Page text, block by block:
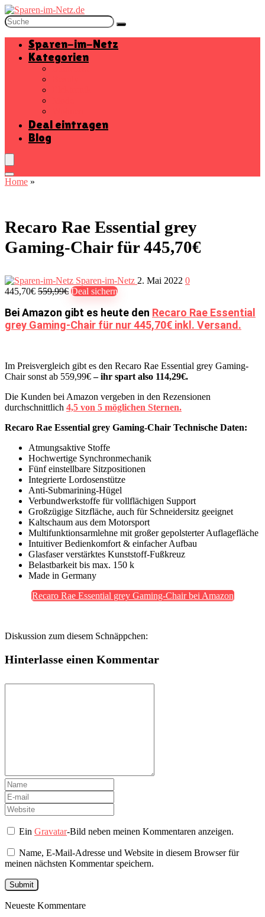
Sparen-im-Netz
Kategorien
Deal eintragen
Blog
Home »
Recaro Rae Essential grey
Gaming-Chair für 445,70€
Sparen-im-Netz 2. Mai 2022 0
445,70€ 559,99€ Deal sichern
Bei Amazon gibt es heute den Recaro Rae Essential
grey Gaming-Chair für nur 445,70€ inkl. Versand.
Im Preisvergleich gibt es den Recaro Rae Essential grey Gaming-
Chair sonst ab 559,99€– ihr spart also 114,29€.
Die Kunden bei Amazon vergeben in den Rezensionen
durchschnittlich 4,5 von 5 möglichen Sternen.
Recaro Rae Essential grey Gaming-Chair Technische Daten:
Atmungsaktive Stoffe
Hochwertige Synchronmechanik
Fünf einstellbare Sitzpositionen
Integrierte Lordosenstütze
Anti-Submarining-Hügel
Verbundwerkstoffe für vollflächigen Support
Großzügige Sitzfläche, auch für Schneidersitz geeignet
Kaltschaum aus dem Motorsport
Multifunktionsarmlehne mit großer gepolsterter Auflagefläche
Intuitiver Bedienkomfort & einfacher Aufbau
Glasfaser verstärktes Kunststoff-Fußkreuz
Belastbarkeit bis max. 150 k
Made in Germany
Recaro Rae Essential grey Gaming-Chair bei Amazon
Diskussion zum diesem Schnäppchen:
Hinterlasse einen Kommentar
EinGravatar-Bild neben meinen Kommentaren anzeigen.
Name, E-Mail-Adresse und Website in diesem Browser für
meinen nächsten Kommentar speichern.
Neueste Kommentare